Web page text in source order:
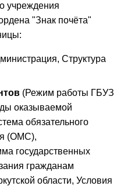
учреждения
"Знак почёта"
Структура
(Режим работы ГБУЗ
оказываемой
обязательного
(ОМС),
государственных
гражданам
области, Условия